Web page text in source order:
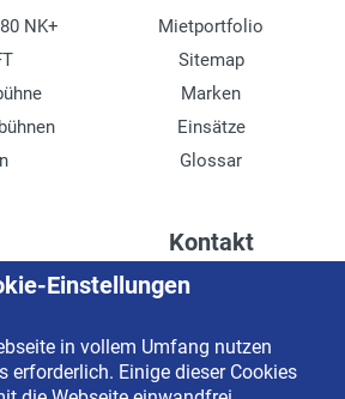
NK+
Mietportfolio
Sitemap
Marken
Einsätze
Glossar
Kontakt
Kontaktformular
Impressum
Datenschutzerklärung
Einstellungen
in vollem Umfang nutzen
erforderlich. Einige dieser Cookies